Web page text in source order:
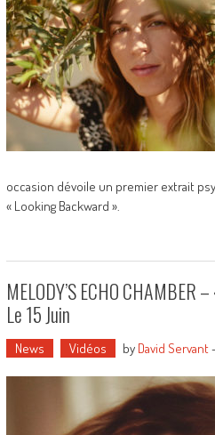
occasion dévoile un premier extrait
« Looking Backward ».
MELODY’S ECHO CHAMBER
Le 15 Juin
News Vidéos by David Servant